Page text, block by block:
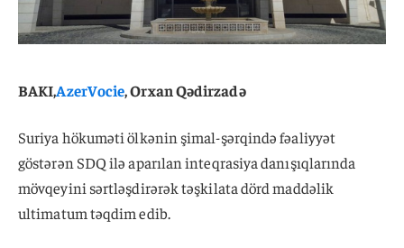
BAKI,AzerVocie, Orxan Qədirzadə
Suriya hökuməti ölkənin şimal-şərqində fəaliyyət
göstərən SDQ ilə aparılan inteqrasiya danışıqlarında
mövqeyini sərtləşdirərək təşkilata dörd maddəlik
ultimatum təqdim edib.